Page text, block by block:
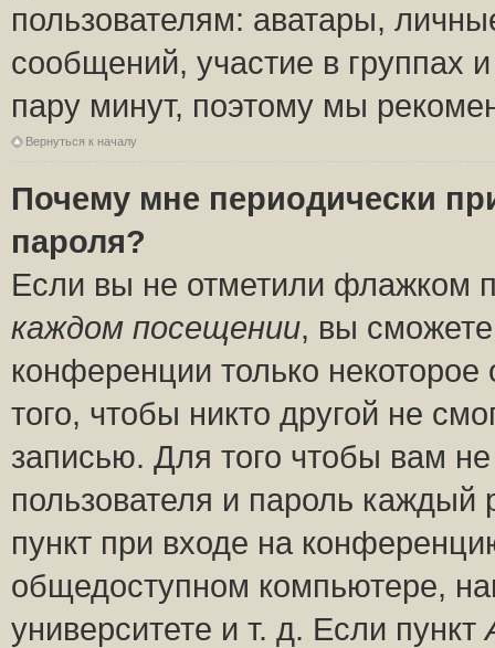
пользователям: аватары,
сообщений, участие в группах
пару минут, поэтому мы
Вернуться к началу
Почему мне периодически
пароля?
Если вы не отметили флажком
каждом посещении, вы
конференции только
того, чтобы никто другой не
записью. Для того чтобы вам
пользователя и пароль
пункт при входе на
общедоступном компьютере,
университете и т. д. Если пункт